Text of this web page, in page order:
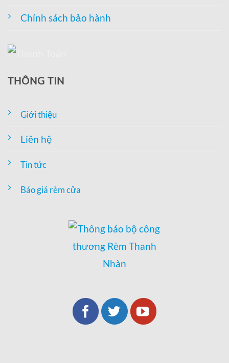
Chính sách bảo hành
THÔNG TIN
Giới thiệu
Liên hệ
Tin tức
Báo giá rèm cửa